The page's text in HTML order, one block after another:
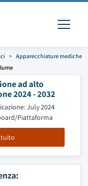
Apparecchiature mediche
ad alto
2024 - 2032
July 2024
Piattaforma